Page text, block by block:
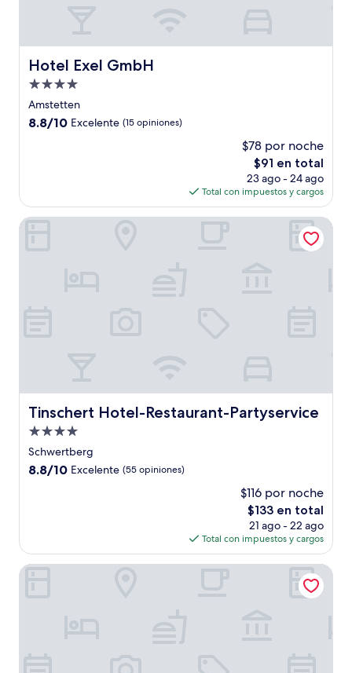
Hotel Exel GmbH
Hotel Exel GmbH
Propiedad
de
4.0
Amstetten
8.8
8.8/10 Excelente (15 opiniones)
$78 por noche
El
precio
actual
es
de
$91 en total
23 ago - 24 ago
Total con impuestos y cargos
Tinschert Hotel-Restaurant-Partyservice
Tinschert Hotel-Restaurant-Partyservice
Propiedad
de
4.0
Schwertberg
8.8
8.8/10 Excelente (55 opiniones)
$116 por noche
El
precio
actual
es
de
$133 en total
21 ago - 22 ago
Total con impuestos y cargos
Tinschert Hotel-Restaurant-Partyservice
Riverside Apartment in Oed-ohling